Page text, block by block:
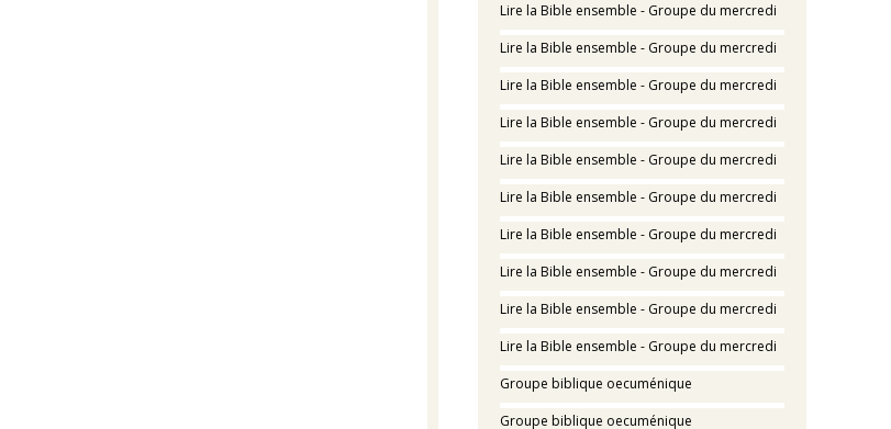
Lire la Bible ensemble - Groupe du mercredi
Lire la Bible ensemble - Groupe du mercredi
Lire la Bible ensemble - Groupe du mercredi
Lire la Bible ensemble - Groupe du mercredi
Lire la Bible ensemble - Groupe du mercredi
Lire la Bible ensemble - Groupe du mercredi
Lire la Bible ensemble - Groupe du mercredi
Lire la Bible ensemble - Groupe du mercredi
Lire la Bible ensemble - Groupe du mercredi
Lire la Bible ensemble - Groupe du mercredi
Groupe biblique oecuménique
Groupe biblique oecuménique